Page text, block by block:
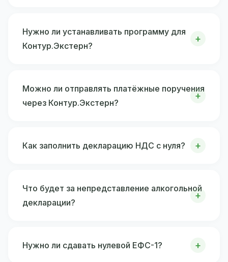
Нужно ли устанавливать программу для
Контур.Экстерн?
Можно ли отправлять платёжные поручения
через Контур.Экстерн?
Как заполнить декларацию НДС с нуля?
Что будет за непредставление алкогольной
декларации?
Нужно ли сдавать нулевой ЕФС-1?